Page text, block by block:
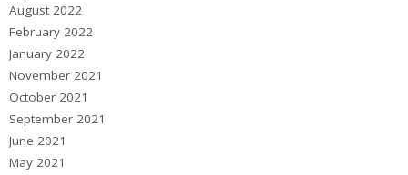
August 2022
February 2022
January 2022
November 2021
October 2021
September 2021
June 2021
May 2021